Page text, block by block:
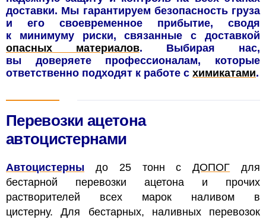
доставки. Мы гарантируем безопасность груза
и его своевременное прибытие, сводя
к минимуму риски, связанные с доставкой
опасных материалов. Выбирая нас,
вы доверяете профессионалам, которые
ответственно подходят к работе с химикатами.
Перевозки ацетона
автоцистернами
Автоцистерны до 25 тонн сДОПОГ для
бестарной перевозки ацетона и прочих
растворителей всех марок наливом в
цистерну.
Для бестарных, наливных перевозок